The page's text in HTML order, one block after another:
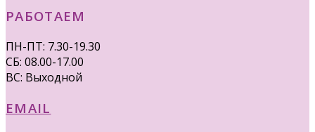
РАБОТАЕМ
ПН-ПТ: 7.30-19.30
СБ: 08.00-17.00
ВС: Выходной
EMAIL